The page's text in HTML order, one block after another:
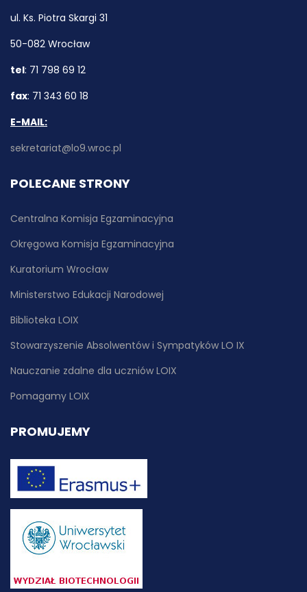
ul. Ks. Piotra Skargi 31
50-082 Wrocław
tel: 71 798 69 12
fax: 71 343 60 18
E-MAIL:
sekretariat@lo9.wroc.pl
POLECANE STRONY
Centralna Komisja Egzaminacyjna
Okręgowa Komisja Egzaminacyjna
Kuratorium Wrocław
Ministerstwo Edukacji Narodowej
Biblioteka LOIX
Stowarzyszenie Absolwentów i Sympatyków LO IX
Nauczanie zdalne dla uczniów LOIX
Pomagamy LOIX
PROMUJEMY